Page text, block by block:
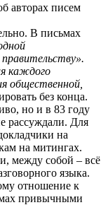
авторах писем
В письмах
каждого
общественной,
без конца.
но и в 83 году
рассуждали. Для
на
на митингах.
между собой – всё
языка.
отношение к
привычными